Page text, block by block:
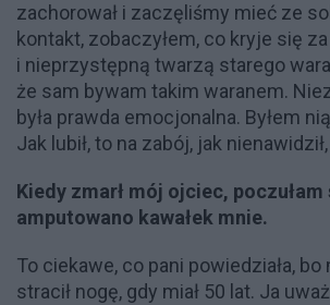
zachorował i zaczęliśmy mieć ze
kontakt, zobaczyłem, co kryje się
i nieprzystępną twarzą starego
że sam bywam takim waranem.
była prawda emocjonalna. Byłem
Jak lubił, to na zabój, jak
Kiedy zmarł mój ojciec,
amputowano kawałek mnie.
To ciekawe, co pani powiedziała,
stracił nogę, gdy miał 50 lat. Ja